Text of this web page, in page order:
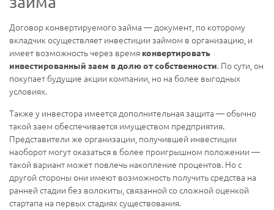
Договор конвертируемого займа — документ, по которому
вкладчик осуществляет инвестиции займом в организацию, и
имеет возможность через время конвертировать
инвестированный заем в долю от собственности. По сути, он
покупает будущие акции компании, но на более выгодных
условиях.
Также у инвестора имеется дополнительная защита — обычно
такой заем обеспечивается имуществом предприятия.
Представители же организации, получившей инвестиции
наоборот могут оказаться в более проигрышном положении —
такой вариант может повлечь накопление процентов. Но с
другой стороны они имеют возможность получить средства на
ранней стадии без волокиты, связанной со сложной оценкой
стартапа на первых стадиях существования.